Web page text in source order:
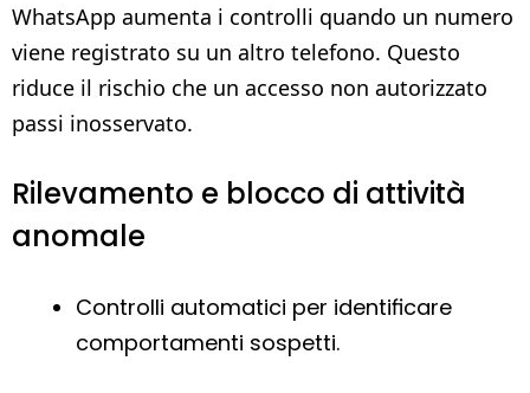
WhatsApp aumenta i controlli quando un numero
viene registrato su un altro telefono. Questo
riduce il rischio che un accesso non autorizzato
passi inosservato.
Rilevamento e blocco di attività
anomale
Controlli automatici per identificare
comportamenti sospetti.